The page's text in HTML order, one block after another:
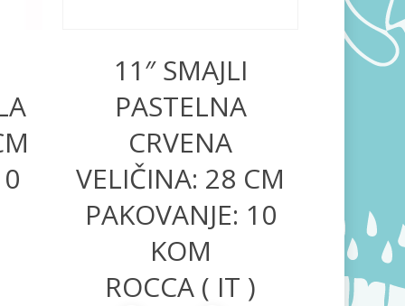
11″ SMAJLI
PASTELNA
CRVENA
VELIČINA: 28 CM
PAKOVANJE: 10
KOM
ROCCA ( IT )